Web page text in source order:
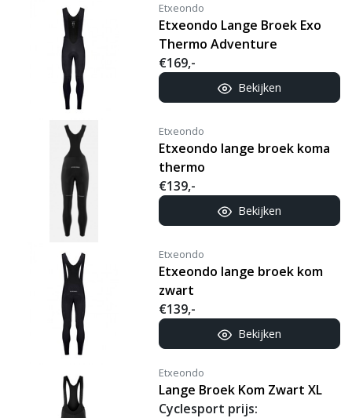
Etxeondo
Etxeondo Lange Broek Exo
Thermo Adventure
€169,-
Bekijken
Etxeondo
Etxeondo lange broek koma
thermo
€139,-
Bekijken
Etxeondo
Etxeondo lange broek kom
zwart
€139,-
Bekijken
Etxeondo
Lange Broek Kom Zwart XL
Cyclesport prijs: